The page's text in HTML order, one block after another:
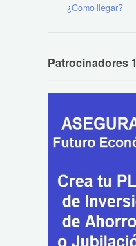
¿Como llegar?
Patrocinadores 1